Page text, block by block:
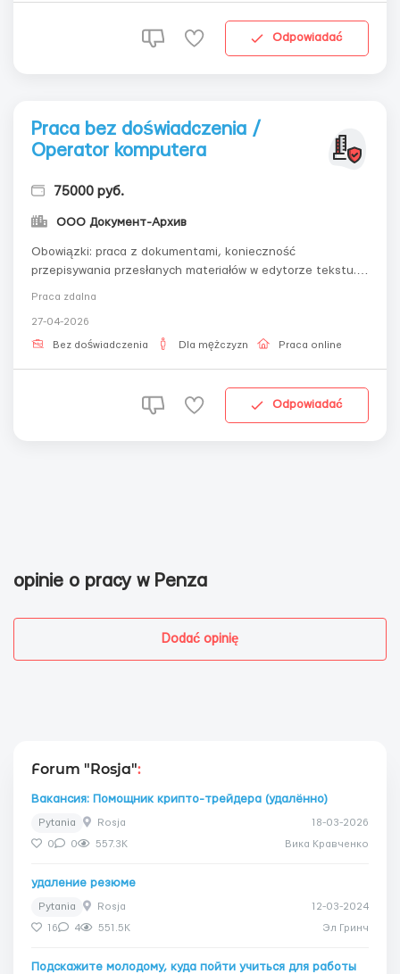
Odpowiadać
Praca bez doświadczenia /
Operator komputera
75000 руб.
ООО Документ-Архив
Obowiązki: praca z dokumentami, konieczność
przepisywania przesłanych materiałów w edytorze tekstu.
znajomość języka rosyjskiego, znajomość programów
Microsoft Word.Warunki: praca zdalna z elastyczny...
Praca zdalna
27-04-2026
Bez doświadczenia Dla mężczyzn Praca online
Odpowiadać
opinie o pracy w Penza
Dodać opinię
Forum "Rosja":
Вакансия: Помощник крипто-трейдера (удалённо)
Pytania Rosja 18-03-2026
0 0 557.3K Вика Кравченко
удаление резюме
Pytania Rosja 12-03-2024
16 4 551.5K Эл Гринч
Подскажите молодому, куда пойти учиться для работы